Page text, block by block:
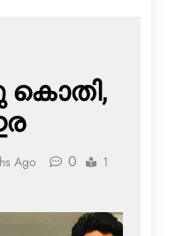
കൊതി,
Ago 0
1